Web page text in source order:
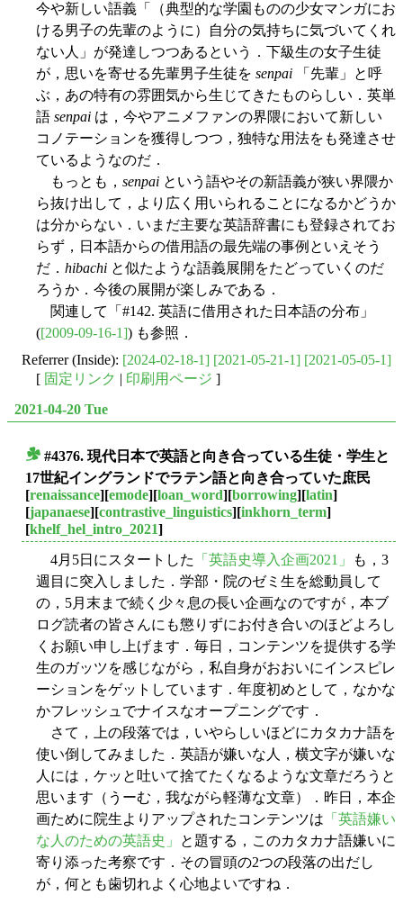
今や新しい語義「（典型的な学園ものの少女マンガにお
ける男子の先輩のように）自分の気持ちに気づいてくれ
ない人」が発達しつつあるという．下級生の女子生徒
が，思いを寄せる先輩男子生徒を senpai 「先輩」と呼
ぶ，あの特有の雰囲気から生じてきたものらしい．英単
語 senpai は，今やアニメファンの界隈において新しい
コノテーションを獲得しつつ，独特な用法をも発達させ
ているようなのだ．
もっとも， senpai という語やその新語義が狭い界隈か
ら抜け出して，より広く用いられることになるかどうか
は分からない．いまだ主要な英語辞書にも登録されてお
らず，日本語からの借用語の最先端の事例といえそう
だ． hibachi と似たような語義展開をたどっていくのだ
ろうか．今後の展開が楽しみである．
関連して「#142. 英語に借用された日本語の分布」
([2009-09-16-1]) も参照．
Referrer (Inside): [2024-02-18-1] [2021-05-21-1] [2021-05-05-1]
[ 固定リンク | 印刷用ページ ]
2021-04-20 Tue
#4376. 現代日本で英語と向き合っている生徒・学生と
17世紀イングランドでラテン語と向き合っていた庶民
[renaissance][emode][loan_word][borrowing][latin]
[japanaese][contrastive_linguistics][inkhorn_term]
[khelf_hel_intro_2021]
4月5日にスタートした
「英語史導入企画2021」
も，3
週目に突入しました．学部・院のゼミ生を総動員して
の，5月末まで続く少々息の長い企画なのですが，本ブ
ログ読者の皆さんにも懲りずにお付き合いのほどよろし
くお願い申し上げます．毎日，コンテンツを提供する学
生のガッツを感じながら，私自身がおおいにインスピレ
ーションをゲットしています．年度初めとして，なかな
かフレッシュでナイスなオープニングです．
さて，上の段落では，いやらしいほどにカタカナ語を
使い倒してみました．英語が嫌いな人，横文字が嫌いな
人には，ケッと吐いて捨てたくなるような文章だろうと
思います（うーむ，我ながら軽薄な文章）．昨日，本企
画ために院生よりアップされたコンテンツは 「英語嫌い
な人のための英語史」
と題する，このカタカナ語嫌いに
寄り添った考察です．その冒頭の2つの段落の出だし
が，何とも歯切れよく心地よいですね．